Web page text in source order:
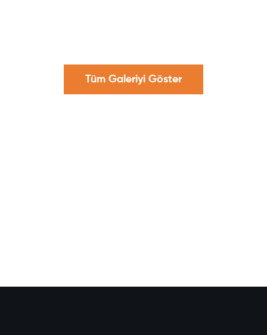
Tüm Galeriyi Göster